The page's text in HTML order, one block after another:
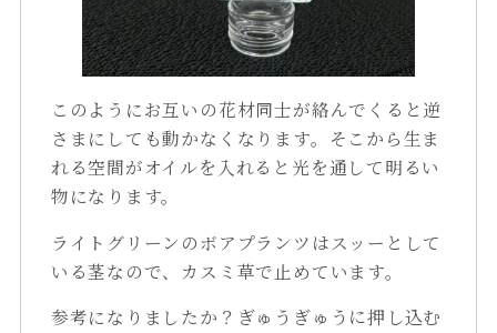
このようにお互いの花材同士が絡んでくると逆
さまにしても動かなくなります。そこから生ま
れる空間がオイルを入れると光を通して明るい
物になります。
ライトグリーンのボアプランツはスッーとして
いる茎なので、カスミ草で止めています。
参考になりましたか？ ぎゅうぎゅうに押し込む